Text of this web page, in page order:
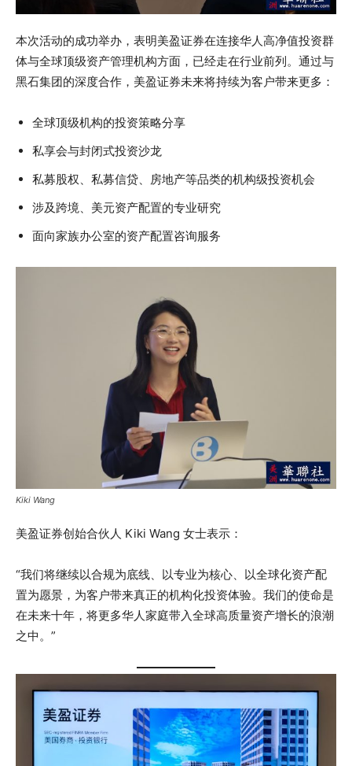
本次活动的成功举办，表明美盈证券在连接华人高净值投资群
体与全球顶级资产管理机构方面，已经走在行业前列。通过与
黑石集团的深度合作，美盈证券未来将持续为客户带来更多：
全球顶级机构的投资策略分享
私享会与封闭式投资沙龙
私募股权、私募信贷、房地产等品类的机构级投资机会
涉及跨境、美元资产配置的专业研究
面向家族办公室的资产配置咨询服务
Kiki Wang
美盈证券创始合伙人 Kiki Wang 女士表示：
“我们将继续以合规为底线、以专业为核心、以全球化资产配
置为愿景，为客户带来真正的机构化投资体验。我们的使命是
在未来十年，将更多华人家庭带入全球高质量资产增长的浪潮
之中。”